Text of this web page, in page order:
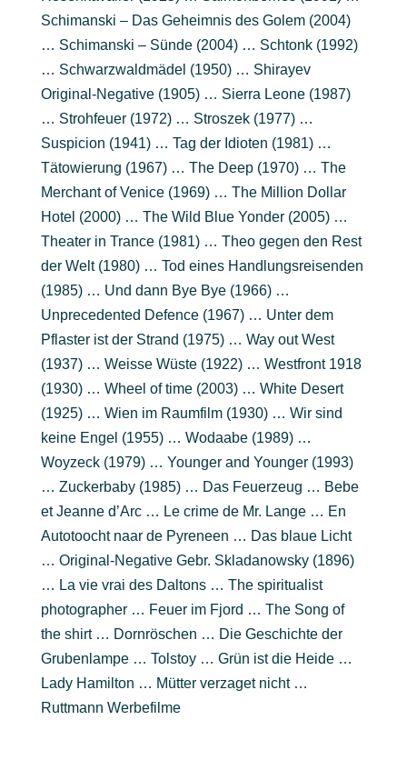
Schimanski – Das Geheimnis des Golem (2004)
… Schimanski – Sünde (2004) … Schtonk (1992)
… Schwarzwaldmädel (1950) … Shirayev
Original-Negative (1905) … Sierra Leone (1987)
… Strohfeuer (1972) … Stroszek (1977) …
Suspicion (1941) … Tag der Idioten (1981) …
Tätowierung (1967) … The Deep (1970) … The
Merchant of Venice (1969) … The Million Dollar
Hotel (2000) … The Wild Blue Yonder (2005) …
Theater in Trance (1981) … Theo gegen den Rest
der Welt (1980) … Tod eines Handlungsreisenden
(1985) … Und dann Bye Bye (1966) …
Unprecedented Defence (1967) … Unter dem
Pflaster ist der Strand (1975) … Way out West
(1937) … Weisse Wüste (1922) … Westfront 1918
(1930) … Wheel of time (2003) … White Desert
(1925) … Wien im Raumfilm (1930) … Wir sind
keine Engel (1955) … Wodaabe (1989) …
Woyzeck (1979) … Younger and Younger (1993)
… Zuckerbaby (1985) … Das Feuerzeug … Bebe
et Jeanne d’Arc … Le crime de Mr. Lange … En
Autotoocht naar de Pyreneen … Das blaue Licht
… Original-Negative Gebr. Skladanowsky (1896)
… La vie vrai des Daltons … The spiritualist
photographer … Feuer im Fjord … The Song of
the shirt … Dornröschen … Die Geschichte der
Grubenlampe … Tolstoy … Grün ist die Heide …
Lady Hamilton … Mütter verzaget nicht …
Ruttmann Werbefilme